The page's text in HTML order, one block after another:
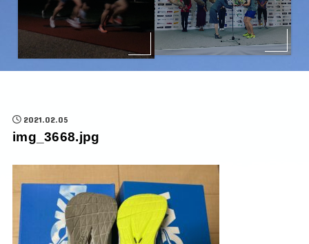
2021.02.05
img_3668.jpg